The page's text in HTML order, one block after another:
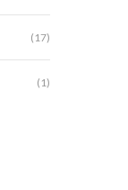
(17)
(1)